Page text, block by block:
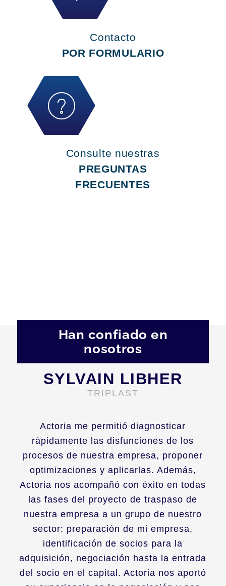
Contacto
POR FORMULARIO
Consulte nuestras
PREGUNTAS
FRECUENTES
Han confiado en
nosotros
Actoria me permitió diagnosticar
rápidamente las disfunciones de los
procesos de nuestra empresa, proponer
optimizaciones y aplicarlas. Además,
Actoria nos acompañó con éxito en todas
las fases del proyecto de traspaso de
nuestra empresa a un grupo de nuestro
sector: preparación de mi empresa,
identificación de socios para la
adquisición, negociación hasta la entrada
del socio en el capital. Actoria nos aportó
SYLVAIN LIBHER
TRIPLAST